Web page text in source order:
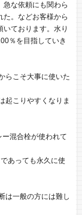
急な依頼にも関わら
た。などお客様から
いております。水り
％を目指していき
らこそ大事に使いた
起こりやすくなりま
混合栓が使われて
あっても永久に使
は一般の方には難し